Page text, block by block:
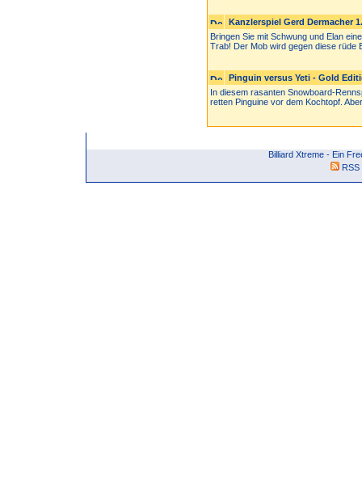
Kanzlerspiel Gerd Dermacher
Bringen Sie mit Schwung und Elan
Trab! Der Mob wird gegen diese rüde
Pinguin versus Yeti - Gold
In diesem rasanten Snowboard-
retten Pinguine vor dem Kochtopf.
Billiard Xtreme - Ein